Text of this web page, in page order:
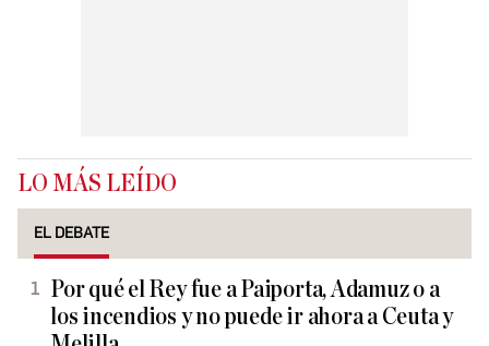
LO MÁS LEÍDO
EL DEBATE
Por qué el Rey fue a Paiporta, Adamuz o a
los incendios y no puede ir ahora a Ceuta y